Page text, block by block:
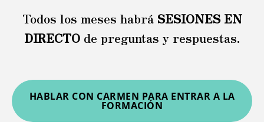
Todos los meses habráSESIONES EN
DIRECTO de preguntas y respuestas.
HABLAR CON CARMEN PARA ENTRAR A LA
FORMACIÓN